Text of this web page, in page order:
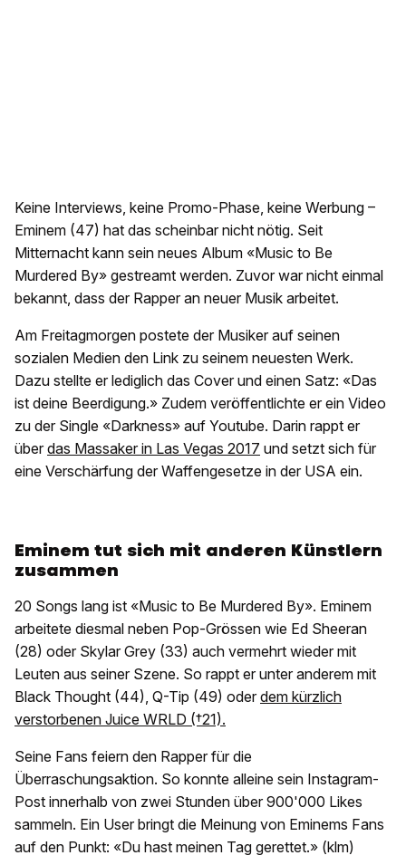
Keine Interviews, keine Promo-Phase, keine Werbung –
Eminem (47) hat das scheinbar nicht nötig. Seit
Mitternacht kann sein neues Album «Music to Be
Murdered By» gestreamt werden. Zuvor war nicht einmal
bekannt, dass der Rapper an neuer Musik arbeitet.
Am Freitagmorgen postete der Musiker auf seinen
sozialen Medien den Link zu seinem neuesten Werk.
Dazu stellte er lediglich das Cover und einen Satz: «Das
ist deine Beerdigung.» Zudem veröffentlichte er ein Video
zu der Single «Darkness» auf Youtube. Darin rappt er
über das Massaker in Las Vegas 2017 und setzt sich für
eine Verschärfung der Waffengesetze in der USA ein.
Eminem tut sich mit anderen Künstlern
zusammen
20 Songs lang ist «Music to Be Murdered By». Eminem
arbeitete diesmal neben Pop-Grössen wie Ed Sheeran
(28) oder Skylar Grey (33) auch vermehrt wieder mit
Leuten aus seiner Szene. So rappt er unter anderem mit
Black Thought (44), Q-Tip (49) oder dem kürzlich
verstorbenen Juice WRLD (†21).
Seine Fans feiern den Rapper für die
Überraschungsaktion. So konnte alleine sein Instagram-
Post innerhalb von zwei Stunden über 900'000 Likes
sammeln. Ein User bringt die Meinung von Eminems Fans
auf den Punkt: «Du hast meinen Tag gerettet.» (klm)